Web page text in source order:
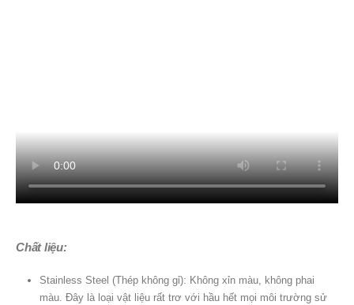
Chất liệu:
Stainless Steel (Thép không gỉ): Không xỉn màu, không phai
màu. Đây là loại vật liệu rất trơ với hầu hết mọi môi trường sử